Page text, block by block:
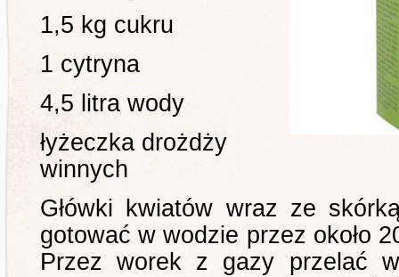
1,5 kg cukru
1 cytryna
4,5 litra wody
łyżeczka drożdży
winnych
Główki kwiatów wraz ze
gotować w wodzie przez około
Przez worek z gazy przelać